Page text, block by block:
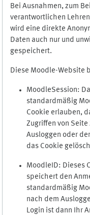
Bei Ausnahmen, zum
verantwortlichen
wird eine direkte
Daten auch nur und
gespeichert.
Diese Moodle-Website
MoodleSession:
standardmäßig
Cookie erlauben,
Zugriffen von
Ausloggen oder
das Cookie
MoodleID: Dieses
speichert den
standardmäßig
nach dem
Login ist dann Ihr